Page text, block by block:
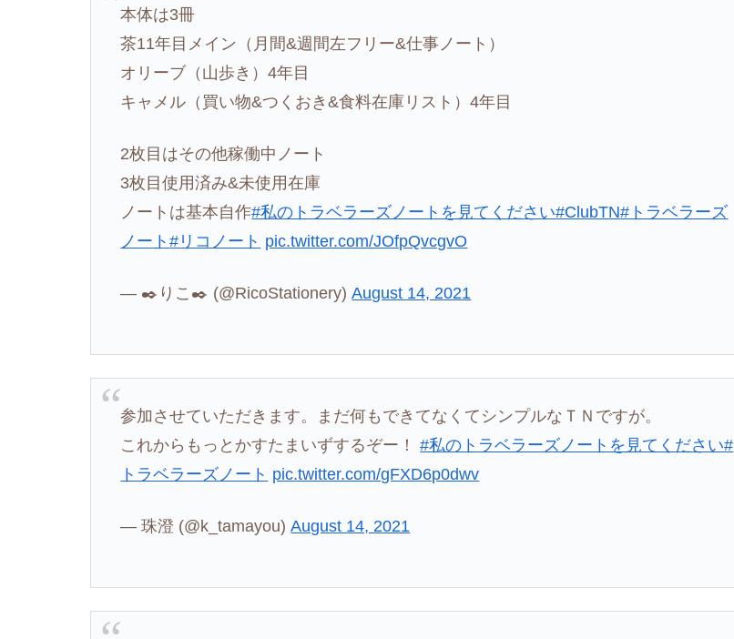
本体は3冊
茶11年目メイン（月間&週間左フリー&仕事ノート）
オリーブ（山歩き）4年目
キャメル（買い物&つくおき&食料在庫リスト）4年目
2枚目はその他稼働中ノート
3枚目使用済み&未使用在庫
ノートは基本自作#私のトラベラーズノートを見てください#ClubTN#トラベラーズ
ノート#リコノート pic.twitter.com/JOfpQvcgvO
— ✒️りこ✒️ (@RicoStationery)August 14, 2021
参加させていただきます。まだ何もできてなくてシンプルなＴＮですが。
これからもっとかすたまいずするぞー！#私のトラベラーズノートを見てください#
トラベラーズノート pic.twitter.com/gFXD6p0dwv
— 珠澄 (@k_tamayou)August 14, 2021